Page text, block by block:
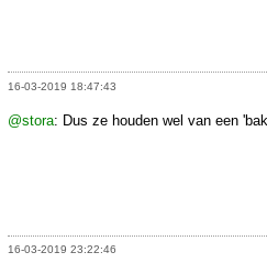
16-03-2019 18:47:43
@stora: Dus ze houden wel van een
16-03-2019 23:22:46